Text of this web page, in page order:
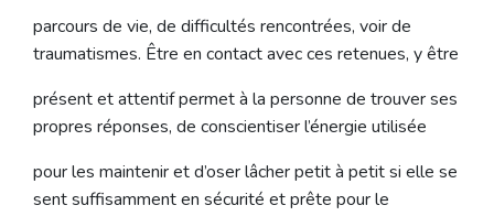
parcours de vie, de difficultés rencontrées, voir de
traumatismes. Être en contact avec ces retenues, y être
présent et attentif permet à la personne de trouver ses
propres réponses, de conscientiser l’énergie utilisée
pour les maintenir et d’oser lâcher petit à petit si elle se
sent suffisamment en sécurité et prête pour le